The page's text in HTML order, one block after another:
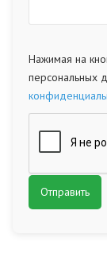
Нажимая на
персональных